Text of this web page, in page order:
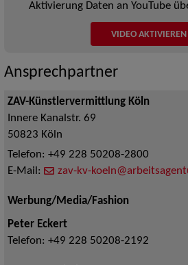
Aktivierung Daten an YouTube
VIDEO AKTIVIEREN
Ansprechpartner
ZAV-Künstlervermittlung Köln
Innere Kanalstr. 69
50823 Köln
Telefon: +49 228 50208-2800
E-Mail:
zav-kv-
Werbung/Media/Fashion
Peter Eckert
Telefon: +49 228 50208-2192